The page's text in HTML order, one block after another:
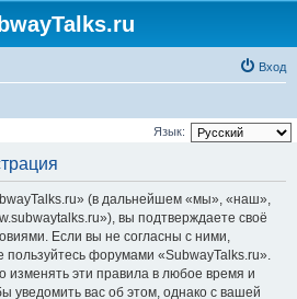
Вход
Язык:
(в дальнейшем «мы», «наш»,
вы подтверждаете своё
Если вы не согласны с ними,
пользуйтесь форумами «SubwayTalks.ru».
изменять эти правила в любое время и
уведомить вас об этом, однако с вашей